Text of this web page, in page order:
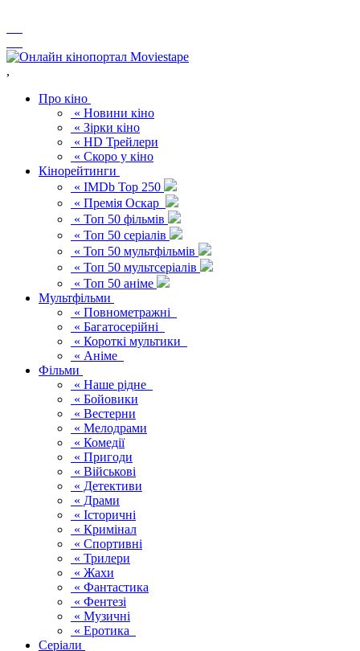
,
Про кіно
« Новини кіно
« Зірки кіно
« HD Трейлери
« Скоро у кіно
Кінорейтинги
« IMDb Top 250
« Премія Оскар
« Топ 50 фільмів
« Топ 50 серіалів
« Топ 50 мультфільмів
« Топ 50 мультсеріалів
« Топ 50 аніме
Мультфільми
« Повнометражні
« Багатосерійні
« Короткі мультики
« Аніме
Фільми
« Наше рідне
« Бойовики
« Вестерни
« Мелодрами
« Комедії
« Пригоди
« Військові
« Детективи
« Драми
« Історичні
« Кримінал
« Спортивні
« Трилери
« Жахи
« Фантастика
« Фентезі
« Музичні
« Еротика
Серіали